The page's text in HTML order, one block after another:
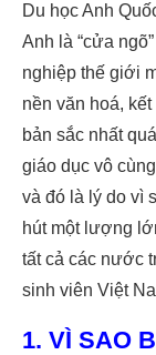
Du học Anh
Anh là “cửa
nghiệp thế giới
nền văn hoá,
bản sắc nhất
giáo dục vô
và đó là lý do vì
hút một lượng
tất cả các nước
sinh viên Việt
1. VÌ SAO